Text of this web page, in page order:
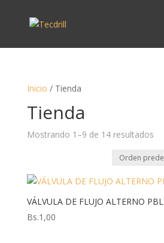
Inicio / Tienda
Tienda
Mostrando 1–9 de 14 resultados
VÁLVULA DE FLUJO ALTERNO PBL
Bs.1,00